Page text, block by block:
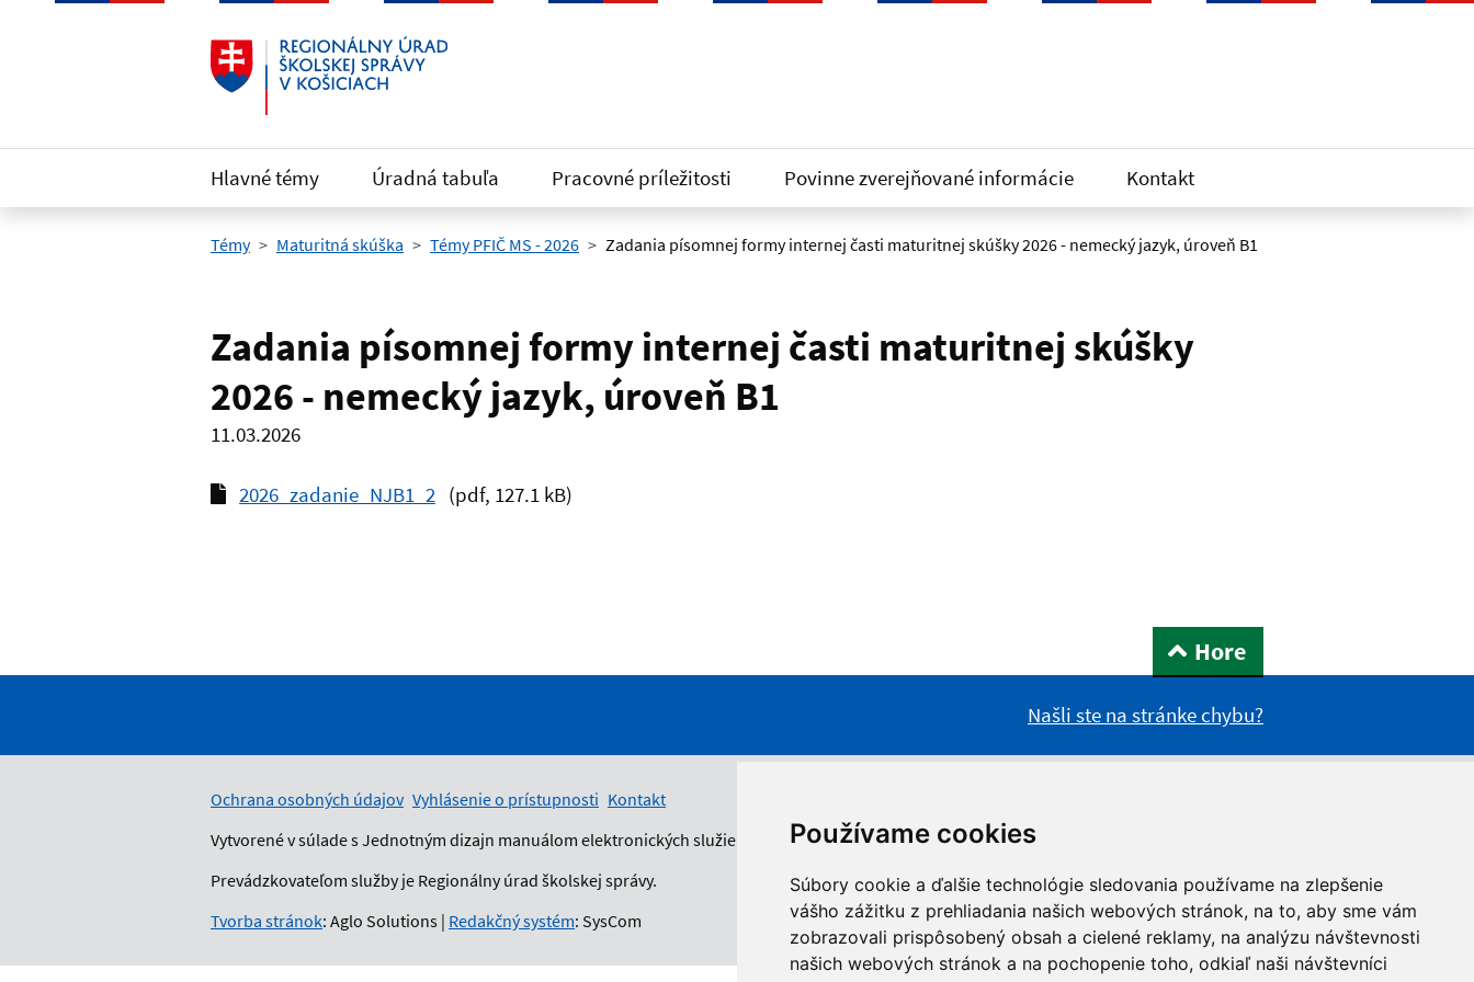
Používame cookies
Súbory cookie a ďalšie technológie sledovania používame na zlepšenie
vášho zážitku z prehliadania našich webových stránok, na to, aby sme vám
zobrazovali prispôsobený obsah a cielené reklamy, na analýzu návštevnosti
našich webových stránok a na pochopenie toho, odkiaľ naši návštevníci
Preskočiť na hlavný obsah
Hlavné témy Úradná tabuľa Pracovné príležitosti Povinne zverejňované informácie Kontakt
Témy Maturitná skúška Témy PFIČ MS - 2026 Zadania písomnej formy internej časti maturitnej skúšky 2026 - nemecký jazyk, úroveň B1
Zadania písomnej formy internej časti maturitnej skúšky
2026 - nemecký jazyk, úroveň B1
11.03.2026
2026_zadanie_NJB1_2 (pdf, 127.1 kB)
Hore
Našli ste na stránke chybu?
Ochrana osobných údajov Vyhlásenie o prístupnosti Kontakt
Vytvorené v súlade s Jednotným dizajn manuálom elektronických služieb.
Prevádzkovateľom služby je Regionálny úrad školskej správy.
Tvorba stránok: Aglo Solutions | Redakčný systém: SysCom